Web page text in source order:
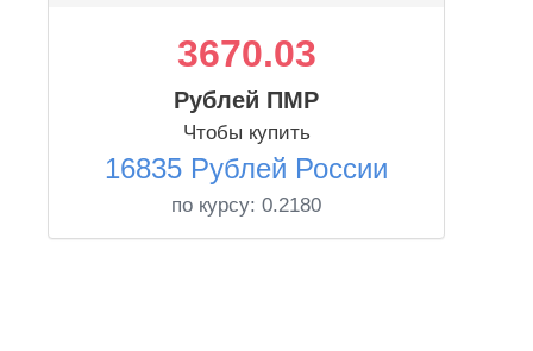
3670.03
Рублей ПМР
Чтобы купить
16835 Рублей России
по курсу: 0.2180